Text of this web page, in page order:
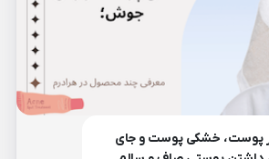
پوست، خشکی پوست و جای